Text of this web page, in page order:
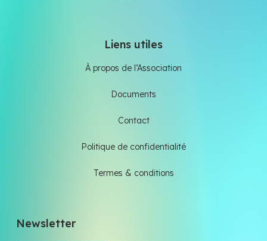
Liens utiles
À propos de l’Association
Documents
Contact
Politique de confidentialité
Termes & conditions
Newsletter